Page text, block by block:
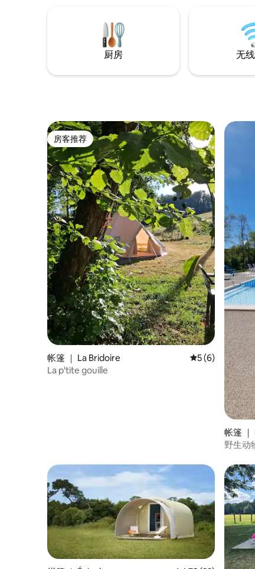
厨房 无
房客推荐
房客推荐
帐篷 ｜ La Bridoire 平均评分 5 分（
5 (6)
La p'tite gouille
帐篷 ｜
野生动